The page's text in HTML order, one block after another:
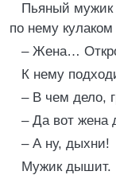
Пьяный мужик
по нему кулаком
– Жена…
К нему
– В чем дело,
– Да вот жена
– А ну, дыхни!
Мужик дышит.